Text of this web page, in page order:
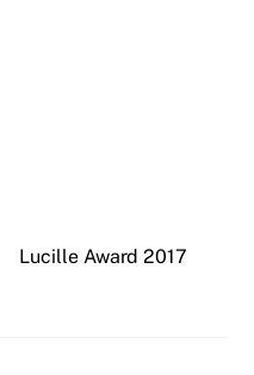
Lucille Award 2017